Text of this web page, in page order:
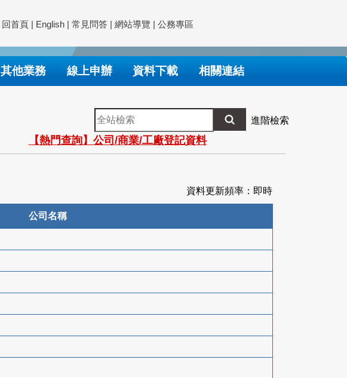
回首頁 | English | 常見問答 | 網站導覽 | 公務專區
其他業務 線上申辦 資料下載 相關連結
全
站
檢
索
進階檢索
【熱門查詢】公司/商業/工廠登記資料
資料更新頻率：即時
公司名稱